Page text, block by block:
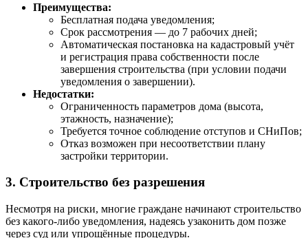
Преимущества:
Бесплатная подача уведомления;
Срок рассмотрения — до 7 рабочих дней;
Автоматическая постановка на кадастровый учёт
и регистрация права собственности после
завершения строительства (при условии подачи
уведомления о завершении).
Недостатки:
Ограниченность параметров дома (высота,
этажность, назначение);
Требуется точное соблюдение отступов и СНиПов;
Отказ возможен при несоответствии плану
застройки территории.
3. Строительство без разрешения
Несмотря на риски, многие граждане начинают строительство
без какого-либо уведомления, надеясь узаконить дом позже
через суд или упрощённые процедуры.